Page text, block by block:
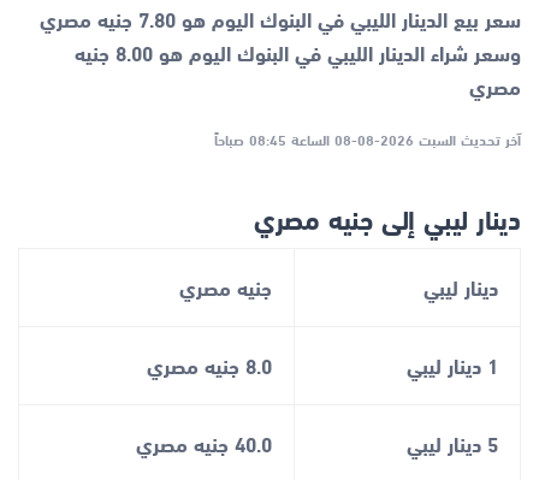
سعر بيع الدينار الليبي في البنوك اليوم هو 7.80 جنيه مصري
وسعر شراء الدينار الليبي في البنوك اليوم هو 8.00 جنيه
مصري
آخر تحديث السبت 2026-08-08 الساعة 08:45 صباحاً
دينار ليبي إلى جنيه مصري
دينار ليبي جنيه مصري
1 دينار ليبي 8.0 جنيه مصري
5 دينار ليبي 40.0 جنيه مصري